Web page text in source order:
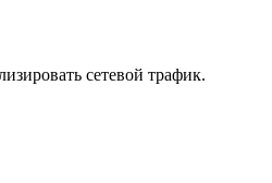
сетевой трафик.